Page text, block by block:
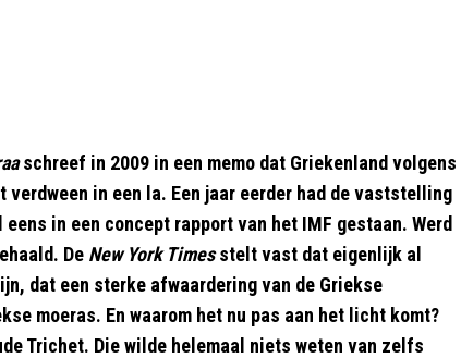
schreef in 2009 in een memo dat Griekenland volgens
in een la. Een jaar eerder had de vaststelling
in een concept rapport van het IMF gestaan. Werd
De New York Timesstelt vast dat eigenlijk al
dat een sterke afwaardering van de Griekse
moeras. En waarom het nu pas aan het licht komt?
Trichet. Die wilde helemaal niets weten van zelfs